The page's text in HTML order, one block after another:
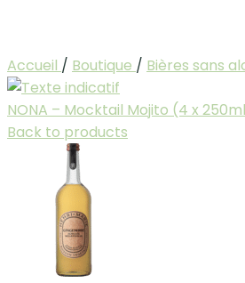
Accueil / Boutique / Bières sans
NONA – Mocktail Mojito (4 x
Back to products